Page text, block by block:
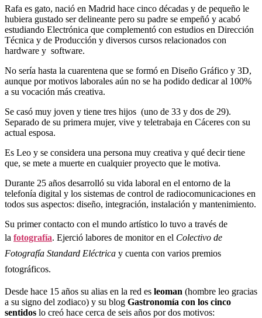
Rafa es gato, nació en Madrid hace cinco décadas y de pequeño le
hubiera gustado ser delineante pero su padre se empeñó y acabó
estudiando Electrónica que complementó con estudios en Dirección
Técnica y de Producción y diversos cursos relacionados con
hardware y software.
No sería hasta la cuarentena que se formó en Diseño Gráfico y 3D,
aunque por motivos laborales aún no se ha podido dedicar al 100%
a su vocación más creativa.
Se casó muy joven y tiene tres hijos (uno de 33 y dos de 29).
Separado de su primera mujer, vive y teletrabaja en Cáceres con su
actual esposa.
Es Leo y se considera una persona muy creativa y qué decir tiene
que, se mete a muerte en cualquier proyecto que le motiva.
Durante 25 años desarrolló su vida laboral en el entorno de la
telefonía digital y los sistemas de control de radiocomunicaciones en
todos sus aspectos: diseño, integración, instalación y mantenimiento.
Su primer contacto con el mundo artístico lo tuvo a través de
la fotografía. Ejerció labores de monitor en el Colectivo de
Fotografía Standard Eléctrica y cuenta con varios premios
fotográficos.
Desde hace 15 años su alias en la red es leoman (hombre leo gracias
a su signo del zodiaco) y su blog Gastronomía con los cinco
sentidos lo creó hace cerca de seis años por dos motivos: